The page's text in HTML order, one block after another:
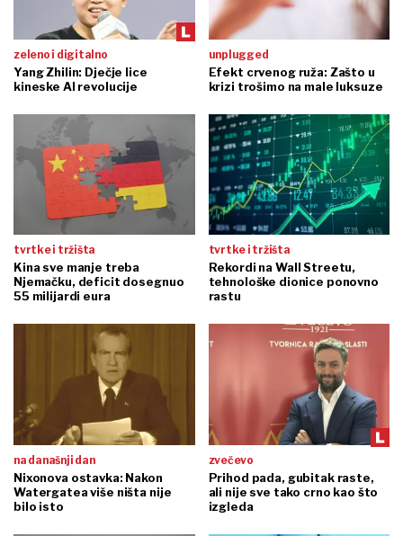
zeleno i digitalno
Yang Zhilin: Dječje lice
kineske AI revolucije
unplugged
Efekt crvenog ruža: Zašto u
krizi trošimo na male luksuze
tvrtke i tržišta
Kina sve manje treba
Njemačku, deficit dosegnuo
55 milijardi eura
tvrtke i tržišta
Rekordi na Wall Streetu,
tehnološke dionice ponovno
rastu
na današnji dan
Nixonova ostavka: Nakon
Watergatea više ništa nije
bilo isto
zvečevo
Prihod pada, gubitak raste,
ali nije sve tako crno kao što
izgleda